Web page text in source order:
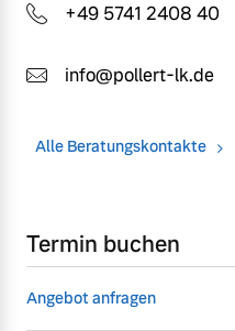
+49 5741 2408 40
info@pollert-lk.de
Alle Beratungskontakte
Termin buchen
Angebot anfragen